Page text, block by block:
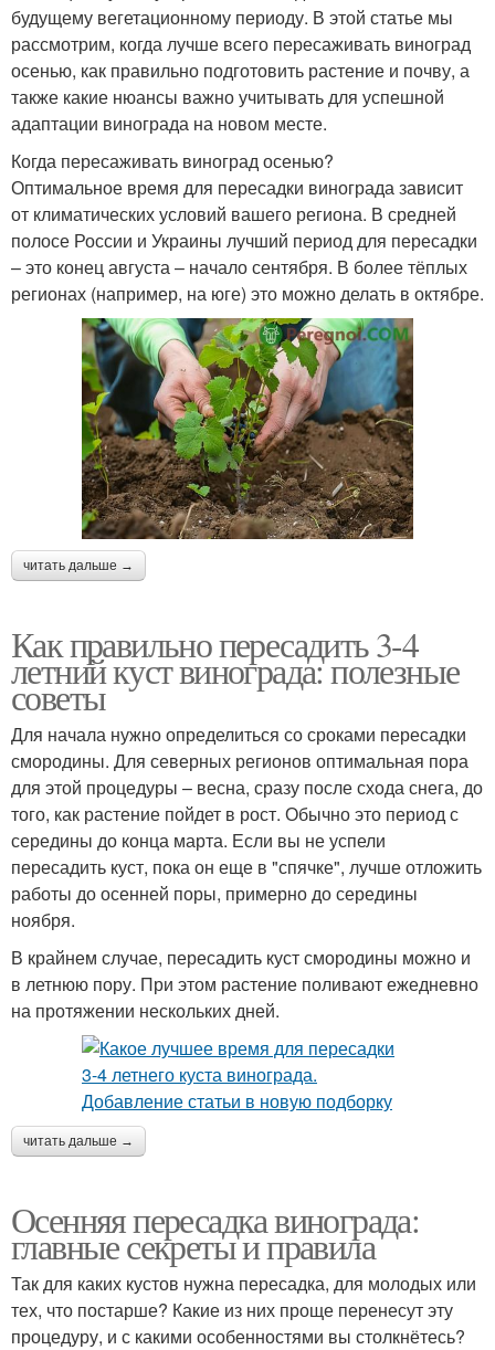
будущему вегетационному периоду. В этой статье мы
рассмотрим, когда лучше всего пересаживать виноград
осенью, как правильно подготовить растение и почву, а
также какие нюансы важно учитывать для успешной
адаптации винограда на новом месте.
Когда пересаживать виноград осенью?
Оптимальное время для пересадки винограда зависит
от климатических условий вашего региона. В средней
полосе России и Украины лучший период для пересадки
– это конец августа – начало сентября. В более тёплых
регионах (например, на юге) это можно делать в октябре.
читать дальше →
Как правильно пересадить 3-4
летний куст винограда: полезные
советы
Для начала нужно определиться со сроками пересадки
смородины. Для северных регионов оптимальная пора
для этой процедуры – весна, сразу после схода снега, до
того, как растение пойдет в рост. Обычно это период с
середины до конца марта. Если вы не успели
пересадить куст, пока он еще в "спячке", лучше отложить
работы до осенней поры, примерно до середины
ноября.
В крайнем случае, пересадить куст смородины можно и
в летнюю пору. При этом растение поливают ежедневно
на протяжении нескольких дней.
читать дальше →
Осенняя пересадка винограда:
главные секреты и правила
Так для каких кустов нужна пересадка, для молодых или
тех, что постарше? Какие из них проще перенесут эту
процедуру, и с какими особенностями вы столкнётесь?